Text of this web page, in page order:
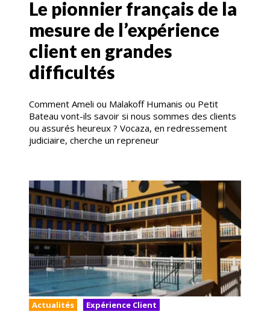
Le pionnier français de la
mesure de l’expérience
client en grandes
difficultés
Comment Ameli ou Malakoff Humanis ou Petit
Bateau vont-ils savoir si nous sommes des clients
ou assurés heureux ? Vocaza, en redressement
judiciaire, cherche un repreneur
Actualités Expérience Client